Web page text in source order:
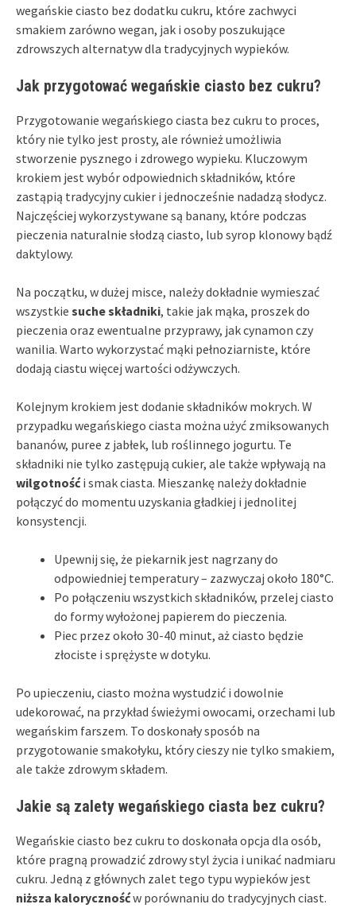
wegańskie ciasto bez dodatku cukru, które zachwyci
smakiem zarówno wegan, jak i osoby poszukujące
zdrowszych alternatyw dla tradycyjnych wypieków.
Jak przygotować wegańskie ciasto bez cukru?
Przygotowanie wegańskiego ciasta bez cukru to proces,
który nie tylko jest prosty, ale również umożliwia
stworzenie pysznego i zdrowego wypieku. Kluczowym
krokiem jest wybór odpowiednich składników, które
zastąpią tradycyjny cukier i jednocześnie nadadzą słodycz.
Najczęściej wykorzystywane są banany, które podczas
pieczenia naturalnie słodzą ciasto, lub syrop klonowy bądź
daktylowy.
Na początku, w dużej misce, należy dokładnie wymieszać
wszystkie suche składniki, takie jak mąka, proszek do
pieczenia oraz ewentualne przyprawy, jak cynamon czy
wanilia. Warto wykorzystać mąki pełnoziarniste, które
dodają ciastu więcej wartości odżywczych.
Kolejnym krokiem jest dodanie składników mokrych. W
przypadku wegańskiego ciasta można użyć zmiksowanych
bananów, puree z jabłek, lub roślinnego jogurtu. Te
składniki nie tylko zastępują cukier, ale także wpływają na
wilgotnośći smak ciasta. Mieszankę należy dokładnie
połączyć do momentu uzyskania gładkiej i jednolitej
konsystencji.
Upewnij się, że piekarnik jest nagrzany do
odpowiedniej temperatury – zazwyczaj około 180°C.
Po połączeniu wszystkich składników, przelej ciasto
do formy wyłożonej papierem do pieczenia.
Piec przez około 30-40 minut, aż ciasto będzie
złociste i sprężyste w dotyku.
Po upieczeniu, ciasto można wystudzić i dowolnie
udekorować, na przykład świeżymi owocami, orzechami lub
wegańskim farszem. To doskonały sposób na
przygotowanie smakołyku, który cieszy nie tylko smakiem,
ale także zdrowym składem.
Jakie są zalety wegańskiego ciasta bez cukru?
Wegańskie ciasto bez cukru to doskonała opcja dla osób,
które pragną prowadzić zdrowy styl życia i unikać nadmiaru
cukru. Jedną z głównych zalet tego typu wypieków jest
niższa kalorycznośćw porównaniu do tradycyjnych ciast.